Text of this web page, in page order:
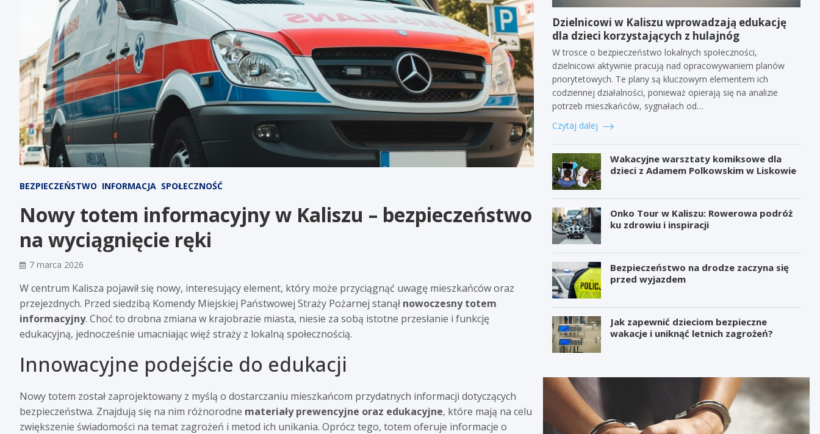
BEZPIECZEŃSTWO INFORMACJA SPOŁECZNOŚĆ
Nowy totem informacyjny w Kaliszu – bezpieczeństwo
na wyciągnięcie ręki
7 marca 2026
W centrum Kalisza pojawił się nowy, interesujący element, który może przyciągnąć uwagę mieszkańców oraz
przejezdnych. Przed siedzibą Komendy Miejskiej Państwowej Straży Pożarnej stanął nowoczesny totem
informacyjny. Choć to drobna zmiana w krajobrazie miasta, niesie za sobą istotne przesłanie i funkcję
edukacyjną, jednocześnie umacniając więź straży z lokalną społecznością.
Innowacyjne podejście do edukacji
Nowy totem został zaprojektowany z myślą o dostarczaniu mieszkańcom przydatnych informacji dotyczących
bezpieczeństwa. Znajdują się na nim różnorodne materiały prewencyjne oraz edukacyjne, które mają na celu
zwiększenie świadomości na temat zagrożeń i metod ich unikania. Oprócz tego, totem oferuje informacje o
Dzielnicowi w Kaliszu wprowadzają edukację
dla dzieci korzystających z hulajnóg
W trosce o bezpieczeństwo lokalnych społeczności,
dzielnicowi aktywnie pracują nad opracowywaniem planów
priorytetowych. Te plany są kluczowym elementem ich
codziennej działalności, ponieważ opierają się na analizie
potrzeb mieszkańców, sygnałach od…
Czytaj dalej
Wakacyjne warsztaty komiksowe dla
dzieci z Adamem Polkowskim w Liskowie
Onko Tour w Kaliszu: Rowerowa podróż
ku zdrowiu i inspiracji
Bezpieczeństwo na drodze zaczyna się
przed wyjazdem
Jak zapewnić dzieciom bezpieczne
wakacje i uniknąć letnich zagrożeń?